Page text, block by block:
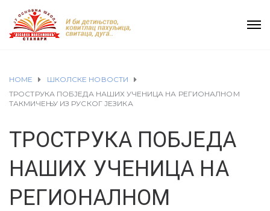
HOME
ШКОЛСКЕ НОВОСТИ
ТРОСТРУКА ПОБЈЕДА НАШИХ УЧЕНИЦА НА РЕГИОНАЛНОМ
ТАКМИЧЕЊУ ИЗ РУСКОГ ЈЕЗИКА
ТРОСТРУКА ПОБЈЕДА
НАШИХ УЧЕНИЦА НА
РЕГИОНАЛНОМ